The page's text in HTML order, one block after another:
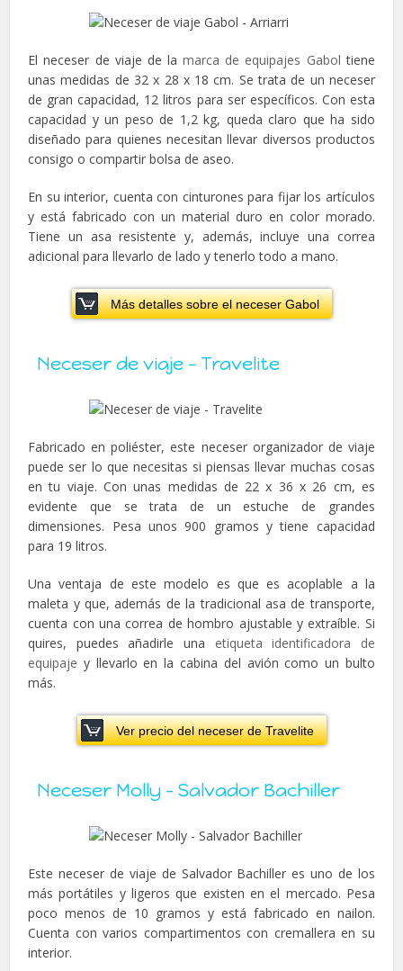
El neceser de viaje de lamarca de equipajes Gabol tiene
unas medidas de 32 x 28 x 18 cm. Se trata de un neceser
de gran capacidad, 12 litros para ser específicos. Con esta
capacidad y un peso de 1,2 kg, queda claro que ha sido
diseñado para quienes necesitan llevar diversos productos
consigo o compartir bolsa de aseo.
En su interior, cuenta con cinturones para fijar los artículos
y está fabricado con un material duro en color morado.
Tiene un asa resistente y, además, incluye una correa
adicional para llevarlo de lado y tenerlo todo a mano.
Más detalles sobre el neceser Gabol
Neceser de viaje – Travelite
Fabricado en poliéster, este neceser organizador de viaje
puede ser lo que necesitas si piensas llevar muchas cosas
en tu viaje. Con unas medidas de 22 x 36 x 26 cm, es
evidente que se trata de un estuche de grandes
dimensiones. Pesa unos 900 gramos y tiene capacidad
para 19 litros.
Una ventaja de este modelo es que es acoplable a la
maleta y que, además de la tradicional asa de transporte,
cuenta con una correa de hombro ajustable y extraíble. Si
quires, puedes añadirle una etiqueta identificadora de
equipaje y llevarlo en la cabina del avión como un bulto
más.
Ver precio del neceser de Travelite
Neceser Molly – Salvador Bachiller
Este neceser de viaje de Salvador Bachiller es uno de los
más portátiles y ligeros que existen en el mercado. Pesa
poco menos de 10 gramos y está fabricado en nailon.
Cuenta con varios compartimentos con cremallera en su
interior.